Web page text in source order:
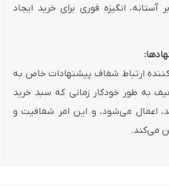
انگیزه فوری برای خرید ایجاد
ارتباط شفاف پیشنهادات خاص به
به طور خودکار زمانی که سبد خرید
اعمال می‌شود، و این امر شفافیت و
می‌کند.